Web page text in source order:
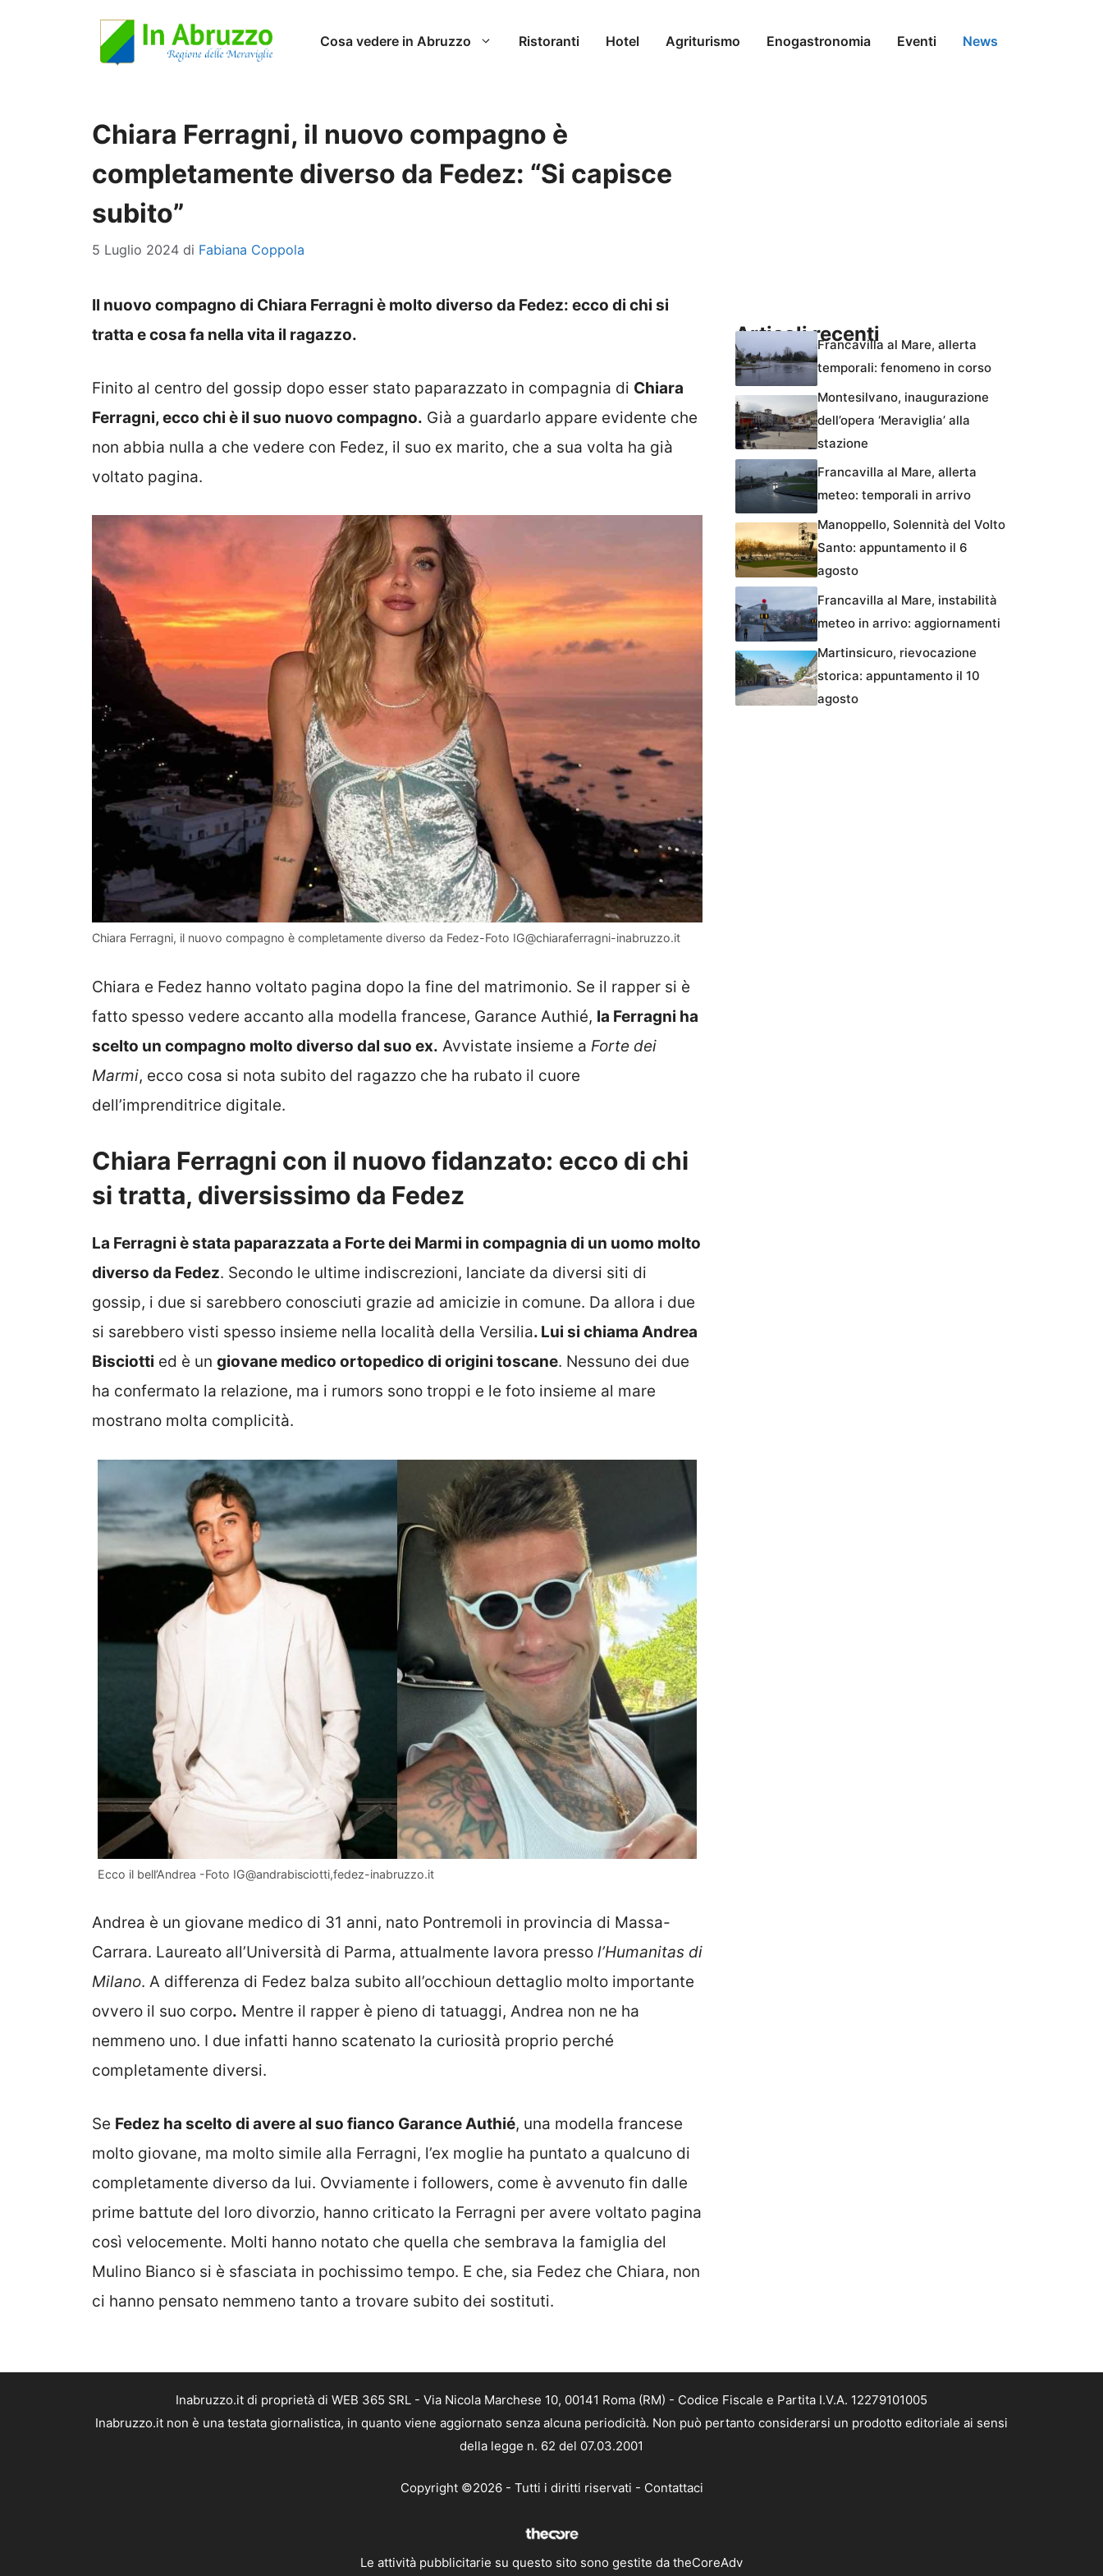
Cosa vedere in Abruzzo Ristoranti Hotel Agriturismo Enogastronomia Eventi News
Chiara Ferragni, il nuovo compagno è
completamente diverso da Fedez: “Si capisce
subito”
5 Luglio 2024 di Fabiana Coppola
Il nuovo compagno di Chiara Ferragni è molto diverso da Fedez: ecco di chi si
tratta e cosa fa nella vita il ragazzo.
Finito al centro del gossip dopo esser stato paparazzato in compagnia di Chiara
Ferragni, ecco chi è il suo nuovo compagno. Già a guardarlo appare evidente che
non abbia nulla a che vedere con Fedez, il suo ex marito, che a sua volta ha già
voltato pagina.
Chiara Ferragni, il nuovo compagno è completamente diverso da Fedez-Foto IG@chiaraferragni-inabruzzo.it
Chiara e Fedez hanno voltato pagina dopo la fine del matrimonio. Se il rapper si è
fatto spesso vedere accanto alla modella francese, Garance Authié, la Ferragni ha
scelto un compagno molto diverso dal suo ex. Avvistate insieme a Forte dei
Marmi, ecco cosa si nota subito del ragazzo che ha rubato il cuore
dell’imprenditrice digitale.
Chiara Ferragni con il nuovo fidanzato: ecco di chi
si tratta, diversissimo da Fedez
La Ferragni è stata paparazzata a Forte dei Marmi in compagnia di un uomo molto
diverso da Fedez. Secondo le ultime indiscrezioni, lanciate da diversi siti di
gossip, i due si sarebbero conosciuti grazie ad amicizie in comune. Da allora i due
si sarebbero visti spesso insieme nella località della Versilia. Lui si chiama Andrea
Bisciotti ed è un giovane medico ortopedico di origini toscane. Nessuno dei due
ha confermato la relazione, ma i rumors sono troppi e le foto insieme al mare
mostrano molta complicità.
Ecco il bell’Andrea -Foto IG@andrabisciotti,fedez-inabruzzo.it
Andrea è un giovane medico di 31 anni, nato Pontremoli in provincia di Massa-
Carrara. Laureato all’Università di Parma, attualmente lavora presso l’Humanitas di
Milano. A differenza di Fedez balza subito all’occhioun dettaglio molto importante
ovvero il suo corpo. Mentre il rapper è pieno di tatuaggi, Andrea non ne ha
nemmeno uno. I due infatti hanno scatenato la curiosità proprio perché
completamente diversi.
Se Fedez ha scelto di avere al suo fianco Garance Authié, una modella francese
molto giovane, ma molto simile alla Ferragni, l’ex moglie ha puntato a qualcuno di
completamente diverso da lui. Ovviamente i followers, come è avvenuto fin dalle
prime battute del loro divorzio, hanno criticato la Ferragni per avere voltato pagina
così velocemente. Molti hanno notato che quella che sembrava la famiglia del
Mulino Bianco si è sfasciata in pochissimo tempo. E che, sia Fedez che Chiara, non
ci hanno pensato nemmeno tanto a trovare subito dei sostituti.
Articoli recentiFrancavilla al Mare, allerta
temporali: fenomeno in corso
Montesilvano, inaugurazione
dell’opera ‘Meraviglia’ alla
stazione
Francavilla al Mare, allerta
meteo: temporali in arrivo
Manoppello, Solennità del Volto
Santo: appuntamento il 6
agosto
Francavilla al Mare, instabilità
meteo in arrivo: aggiornamenti
Martinsicuro, rievocazione
storica: appuntamento il 10
agosto
Inabruzzo.it di proprietà di WEB 365 SRL - Via Nicola Marchese 10, 00141 Roma (RM) - Codice Fiscale e Partita I.V.A. 12279101005
Inabruzzo.it non è una testata giornalistica, in quanto viene aggiornato senza alcuna periodicità. Non può pertanto considerarsi un prodotto editoriale ai sensi
della legge n. 62 del 07.03.2001
Copyright ©2026 - Tutti i diritti riservati - Contattaci
Le attività pubblicitarie su questo sito sono gestite da theCoreAdv